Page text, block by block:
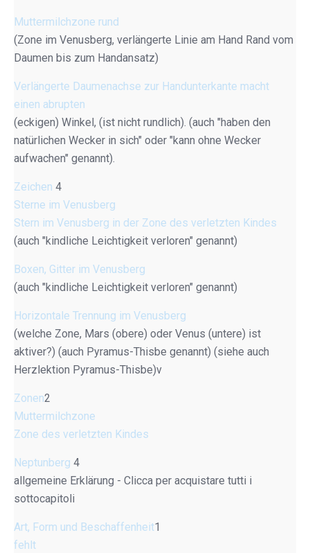
Muttermilchzone rund
(Zone im Venusberg, verlängerte Linie am Hand Rand vom
Daumen bis zum Handansatz)
Verlängerte Daumenachse zur Handunterkante macht
einen abrupten
(eckigen) Winkel, (ist nicht rundlich). (auch "haben den
natürlichen Wecker in sich" oder "kann ohne Wecker
aufwachen" genannt).
Zeichen 4
Sterne im Venusberg
Stern im Venusberg in der Zone des verletzten Kindes
(auch "kindliche Leichtigkeit verloren" genannt)
Boxen, Gitter im Venusberg
(auch "kindliche Leichtigkeit verloren" genannt)
Horizontale Trennung im Venusberg
(welche Zone, Mars (obere) oder Venus (untere) ist
aktiver?) (auch Pyramus-Thisbe genannt) (siehe auch
Herzlektion Pyramus-Thisbe)v
Zonen2
Muttermilchzone
Zone des verletzten Kindes
Neptunberg 4
allgemeine Erklärung - Clicca per acquistare tutti i
sottocapitoli
Art, Form und Beschaffenheit1
fehlt